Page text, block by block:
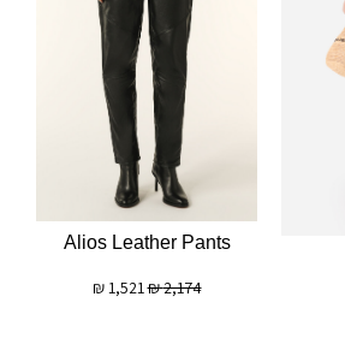
Alios Leather Pants
2,174
₪
1,521
₪